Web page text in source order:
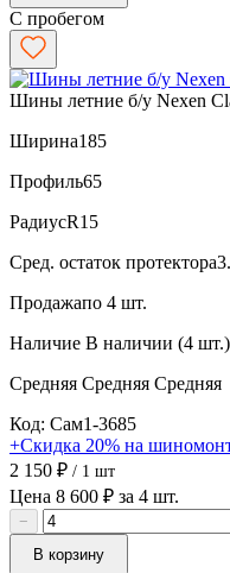
С пробегом
Шины летние б/у Nexen
Ширина185
Профиль65
РадиусR15
Сред. остаток протектора
Продажапо 4 шт.
Наличие В наличии (4 шт.)
Средняя Средняя Средняя
Код: Сам1-3685
+Скидка 20% на
2 150 ₽ / 1 шт
Цена 8 600 ₽ за 4 шт.
−
В корзину